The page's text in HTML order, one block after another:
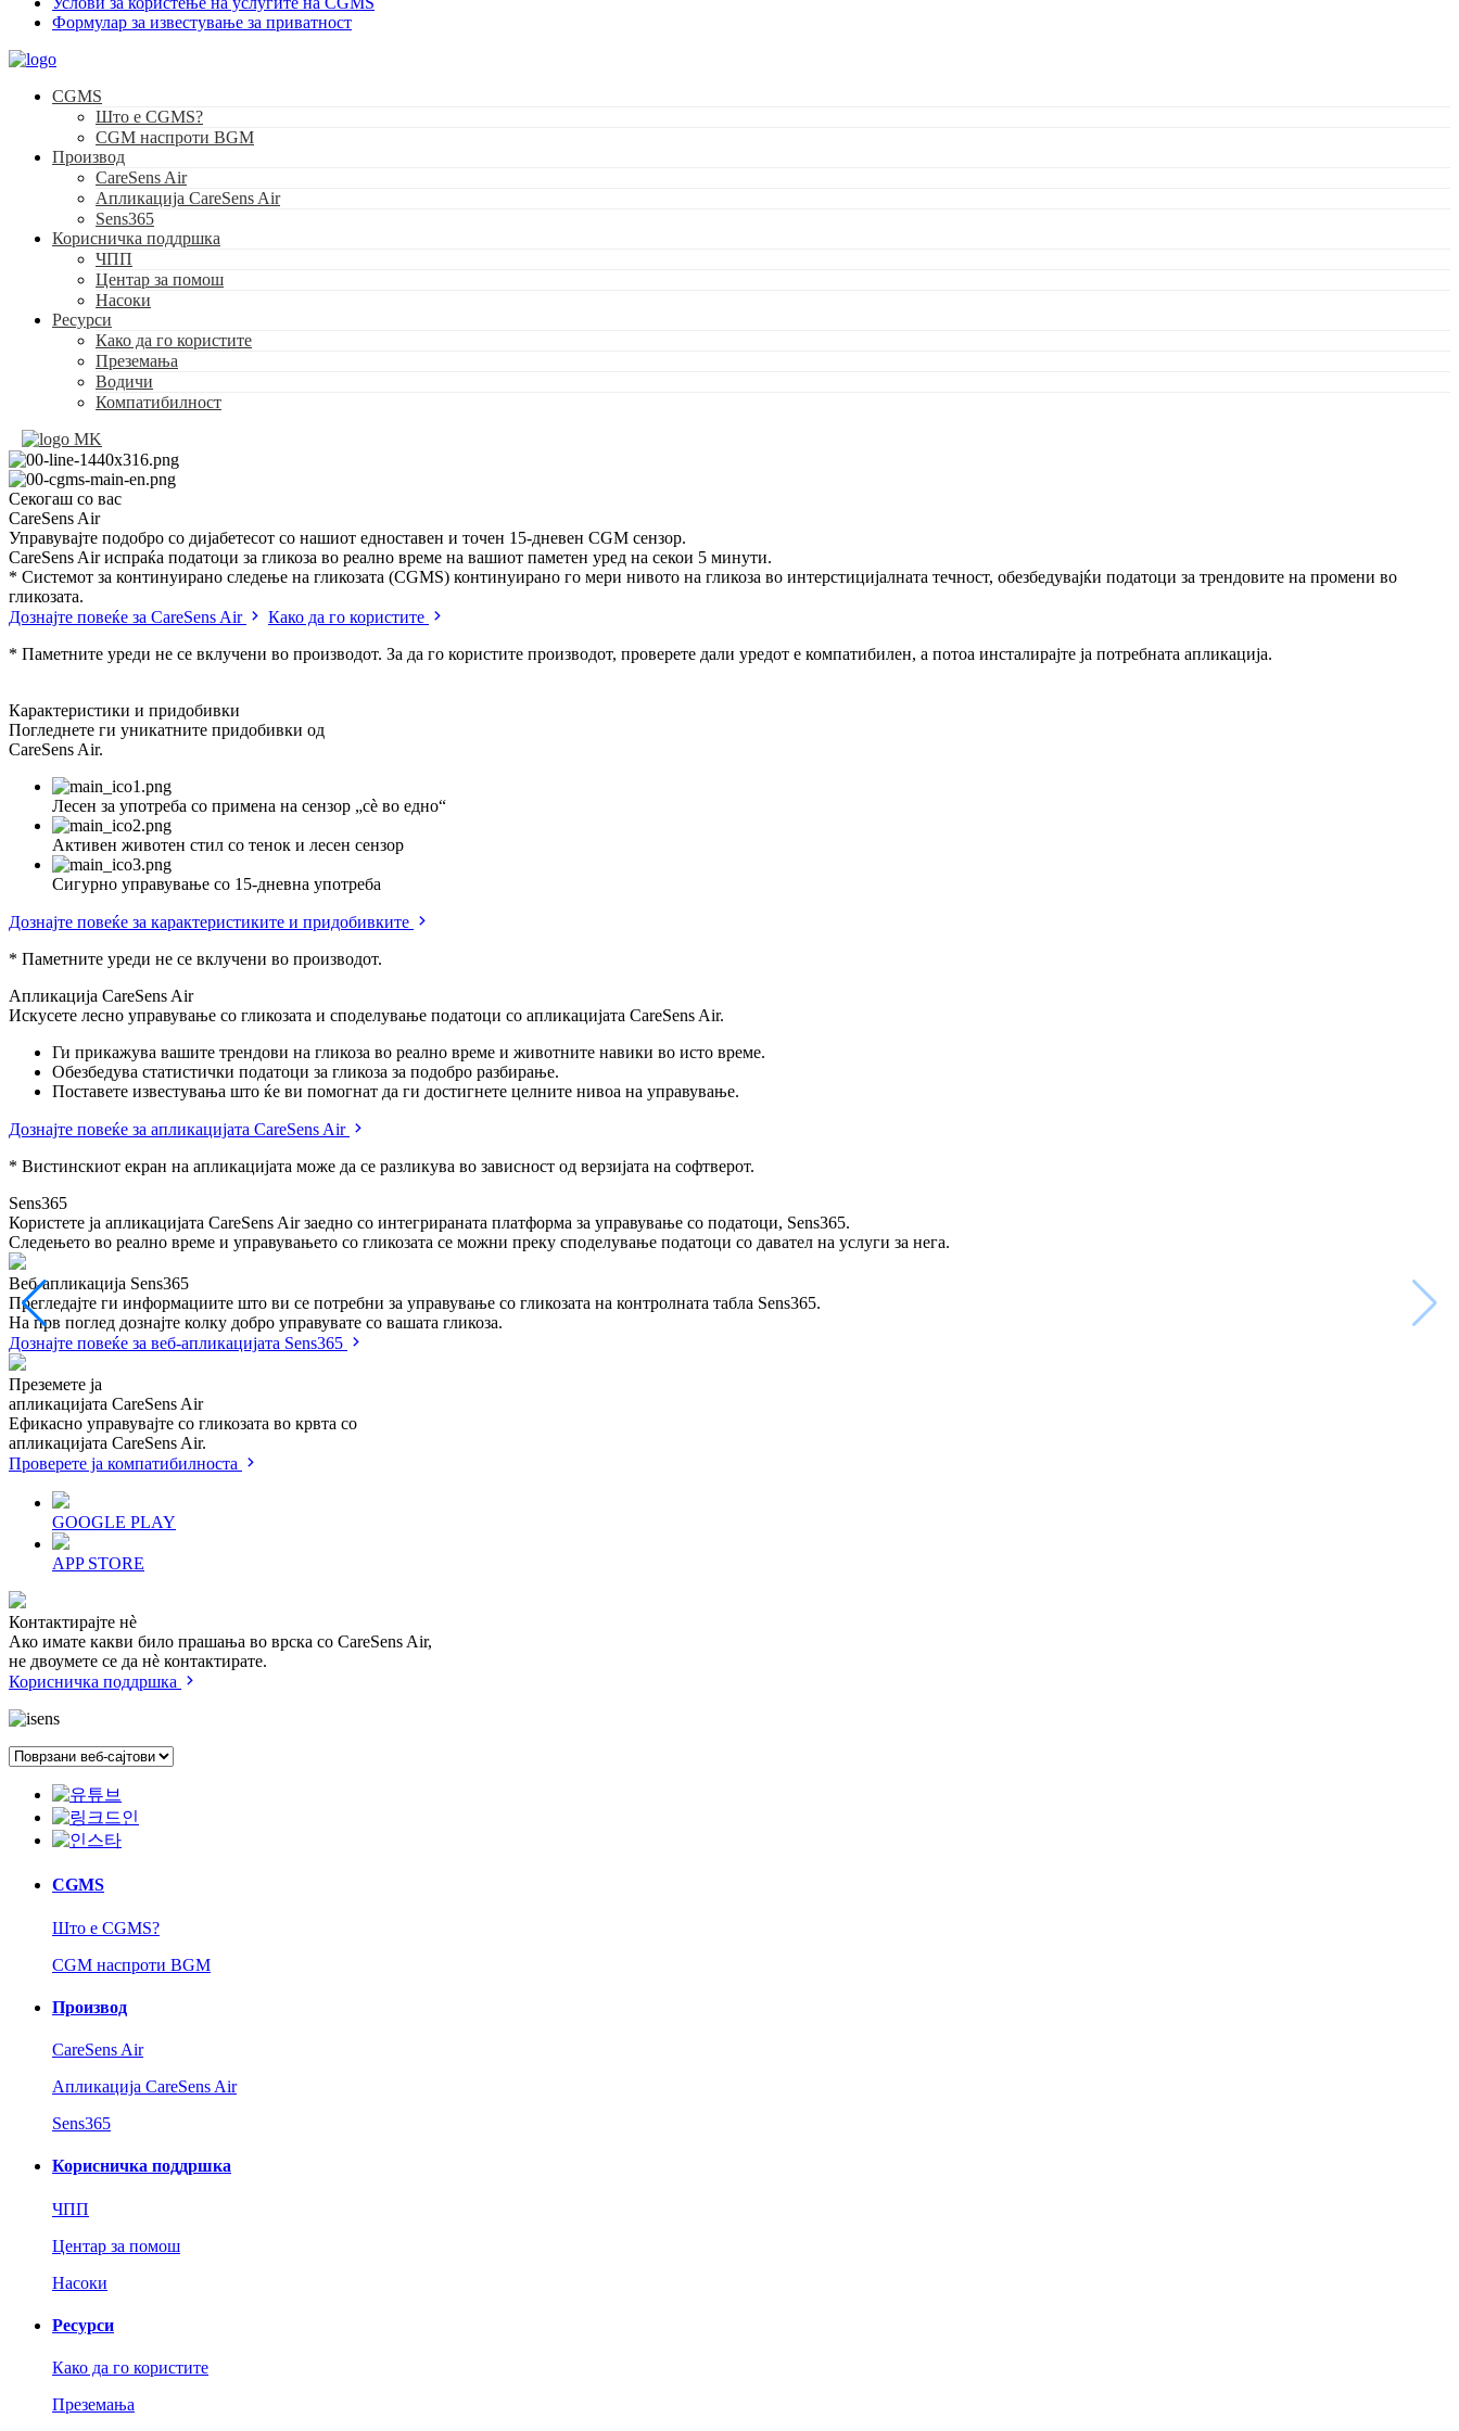
Формулар за известување за приватност
CGMS
Што е CGMS?
CGM наспроти BGM
Производ
CareSens Air
Апликација CareSens Air
Sens365
Корисничка поддршка
ЧПП
Центар за помош
Насоки
Ресурси
Како да го користите
Преземања
Водичи
Компатибилност
MK
Секогаш со вас
CareSens Air
Управувајте подобро со дијабетесот со нашиот едноставен и точен 15-дневен CGM сензор.
CareSens Air испраќа податоци за гликоза во реално време на вашиот паметен уред на секои 5 минути.
* Системот за континуирано следење на гликозата (CGMS) континуирано го мери нивото на гликоза во интерстицијалната течност, обезбедувајќи податоци за трендовите на промени во
гликозата.
Дознајте повеќе за CareSens Air
Како да го користите
* Паметните уреди не се вклучени во производот. За да го користите производот, проверете дали уредот е компатибилен, а потоа инсталирајте ја потребната апликација.
Карактеристики и придобивки
Погледнете ги уникатните придобивки од
CareSens Air.
Лесен за употреба со примена на сензор „сè во едно“
Активен животен стил со тенок и лесен сензор
Сигурно управување со 15-дневна употреба
Дознајте повеќе за карактеристиките и придобивките
* Паметните уреди не се вклучени во производот.
Апликација CareSens Air
Искусете лесно управување со гликозата и споделување податоци со апликацијата CareSens Air.
Ги прикажува вашите трендови на гликоза во реално време и животните навики во исто време.
Обезбедува статистички податоци за гликоза за подобро разбирање.
Поставете известувања што ќе ви помогнат да ги достигнете целните нивоа на управување.
Дознајте повеќе за апликацијата CareSens Air
* Вистинскиот екран на апликацијата може да се разликува во зависност од верзијата на софтверот.
Sens365
Користете ја апликацијата CareSens Air заедно со интегрираната платформа за управување со податоци, Sens365.
Следењето во реално време и управувањето со гликозата се можни преку споделување податоци со давател на услуги за нега.
Апликација Sens365
Може да споделувате разни здравствени податоци и трендови на гликоза,
потребни за управување со гликозата со корисниците на сензори.
Дознајте повеќе за апликацијата Sens365
Преземете ја
апликацијата CareSens Air
Ефикасно управувајте со гликозата во крвта со
апликацијата CareSens Air.
Проверете ја компатибилноста
GOOGLE PLAY
APP STORE
Контактирајте нѐ
Ако имате какви било прашања во врска со CareSens Air,
не двоумете се да нѐ контактирате.
Корисничка поддршка
CGMS
Што е CGMS?
CGM наспроти BGM
Производ
CareSens Air
Апликација CareSens Air
Sens365
Корисничка поддршка
ЧПП
Центар за помош
Насоки
Ресурси
Како да го користите
Преземања